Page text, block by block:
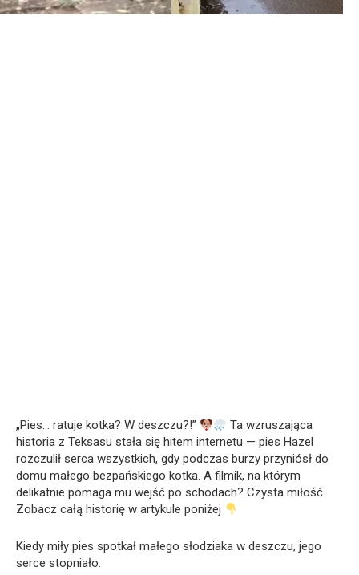
„Pies… ratuje kotka? W deszczu?!”
Ta wzruszająca
historia z Teksasu stała się hitem internetu — pies Hazel
rozczulił serca wszystkich, gdy podczas burzy przyniósł do
domu małego bezpańskiego kotka. A filmik, na którym
delikatnie pomaga mu wejść po schodach? Czysta miłość.
Zobacz całą historię w artykule poniżej
Kiedy miły pies spotkał małego słodziaka w deszczu, jego
serce stopniało.